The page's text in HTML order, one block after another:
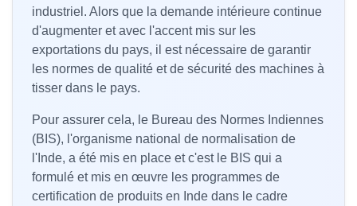
industriel. Alors que la demande intérieure continue
d'augmenter et avec l'accent mis sur les
exportations du pays, il est nécessaire de garantir
les normes de qualité et de sécurité des machines à
tisser dans le pays.
Pour assurer cela, le Bureau des Normes Indiennes
(BIS), l'organisme national de normalisation de
l'Inde, a été mis en place et c'est le BIS qui a
formulé et mis en œuvre les programmes de
certification de produits en Inde dans le cadre